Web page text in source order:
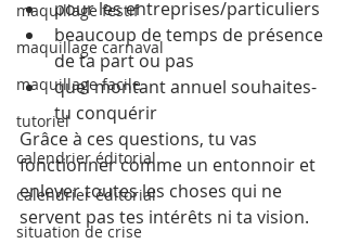
maquillage festif
maquillage carnaval
maquillage facile
tutoriel
calendrier éditorial
calendrier éditorial
situation de crise
pour les entreprises/particuliers
beaucoup de temps de présence
de ta part ou pas
quel montant annuel souhaites-
tu conquérir
Grâce à ces questions, tu vas
fonctionner comme un entonnoir et
enlever toutes les choses qui ne
servent pas tes intérêts ni ta vision.